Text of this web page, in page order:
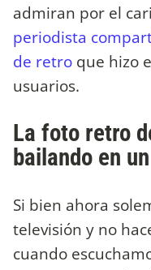
admiran por el
periodista
de retro que hizo
usuarios.
La foto retro
bailando en
Si bien ahora
televisión y no
cuando